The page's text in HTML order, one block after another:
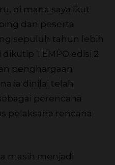
di mana saya ikut
dan peserta
sepuluh tahun lebih
TEMPO edisi 2
penghargaan
ia dinilai telah
perencana
pelaksana rencana
masih menjadi